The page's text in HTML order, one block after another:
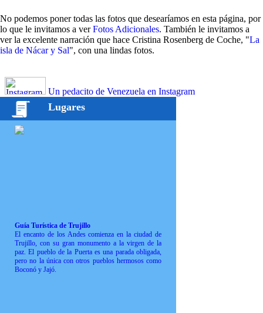
No podemos poner todas las fotos que desearíamos en esta página, por
lo que le invitamos a verFotos Adicionales. También le invitamos a
ver la excelente narración que hace Cristina Rosenberg de Coche, "La
isla de Nácar y Sal", con una lindas fotos.
Un pedacito de Venezuela en Instagram
Lugares
Guía Turística de Trujillo
El encanto de los Andes comienza en la ciudad de
Trujillo, con su gran monumento a la virgen de la
paz. El pueblo de la Puerta es una parada obligada,
pero no la única con otros pueblos hermosos como
Boconó y Jajó.